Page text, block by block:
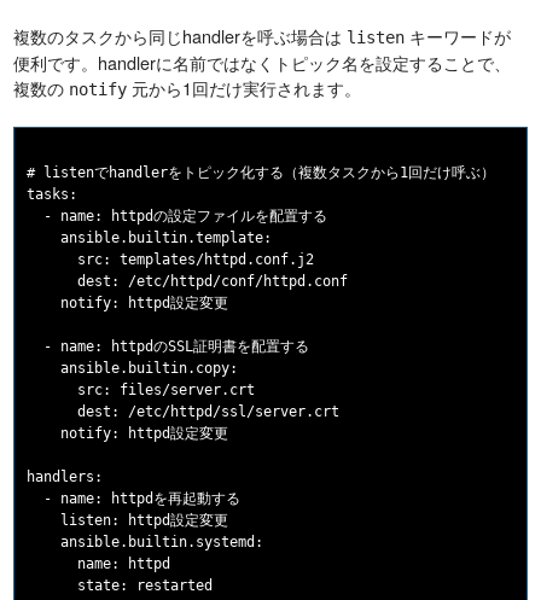
複数のタスクから同じhandlerを呼ぶ場合は listen キーワードが
便利です。handlerに名前ではなくトピック名を設定することで、
複数の notify 元から1回だけ実行されます。
# listenでhandlerをトピック化する（複数タスクから1回だけ呼ぶ）
tasks:
  - name: httpdの設定ファイルを配置する
    ansible.builtin.template:
      src: templates/httpd.conf.j2
      dest: /etc/httpd/conf/httpd.conf
    notify: httpd設定変更
  - name: httpdのSSL証明書を配置する
    ansible.builtin.copy:
      src: files/server.crt
      dest: /etc/httpd/ssl/server.crt
    notify: httpd設定変更
handlers:
  - name: httpdを再起動する
    listen: httpd設定変更
    ansible.builtin.systemd:
      name: httpd